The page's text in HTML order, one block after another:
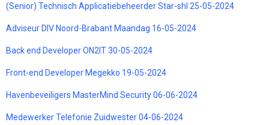
(Senior) Technisch Applicatiebeheerder Star-shl 25-05-2024
Adviseur DIV Noord-Brabant Maandag 16-05-2024
Back end Developer ON2IT 30-05-2024
Front-end Developer Megekko 19-05-2024
Havenbeveiligers MasterMind Security 06-06-2024
Medewerker Telefonie Zuidwester 04-06-2024